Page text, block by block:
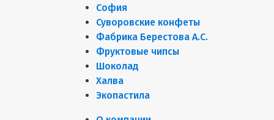
София
Суворовские конфеты
Фабрика Берестова А.С.
Фруктовые чипсы
Шоколад
Халва
Экопастила